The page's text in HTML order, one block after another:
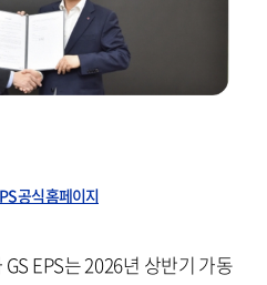
공식 홈페이지
EPS는 2026년 상반기 가동